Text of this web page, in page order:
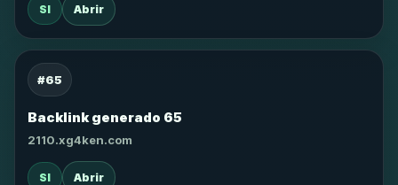
SI Abrir
#65
Backlink generado 65
2110.xg4ken.com
SI Abrir